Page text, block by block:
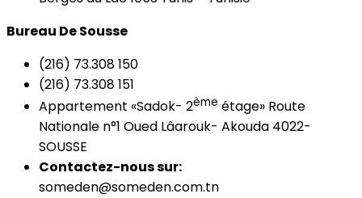
Bureau De Sousse
(216) 73.308 150
(216) 73.308 151
Appartement «Sadok- 2ème étage» Route
Nationale n°1 Oued Lâarouk- Akouda 4022-
SOUSSE
Contactez-nous sur:
someden@someden.com.tn